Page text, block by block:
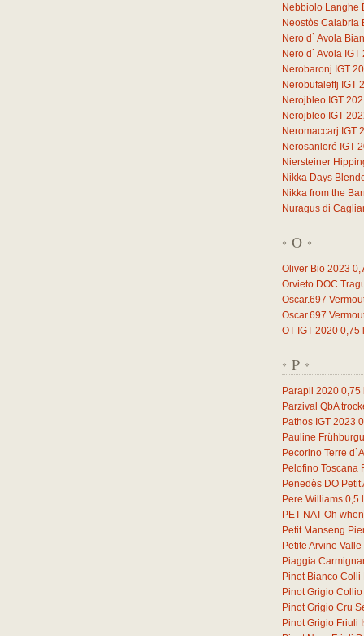
Nebbiolo Langhe
Neostòs Calabria
Nero d` Avola
Nero d` Avola IGT
Nerobaronj IGT
Nerobufaleffj IGT
Nerojbleo IGT
Nerojbleo IGT
Neromaccarj IGT
Nerosanloré IGT
Niersteiner
Nikka Days
Nikka from the
Nuragus di
* O *
Oliver Bio 2023
Orvieto DOC
Oscar.697
Oscar.697
OT IGT 2020 0,75
* P *
Parapli 2020 0,75
Parzival QbA
Pathos IGT 2023
Pauline
Pecorino Terre
Pelofino Toscana
Penedès DO
Pere Williams 0,5
PET NAT Oh
Petit Manseng
Petite Arvine
Piaggia
Pinot Bianco
Pinot Grigio
Pinot Grigio Cru
Pinot Grigio Friuli